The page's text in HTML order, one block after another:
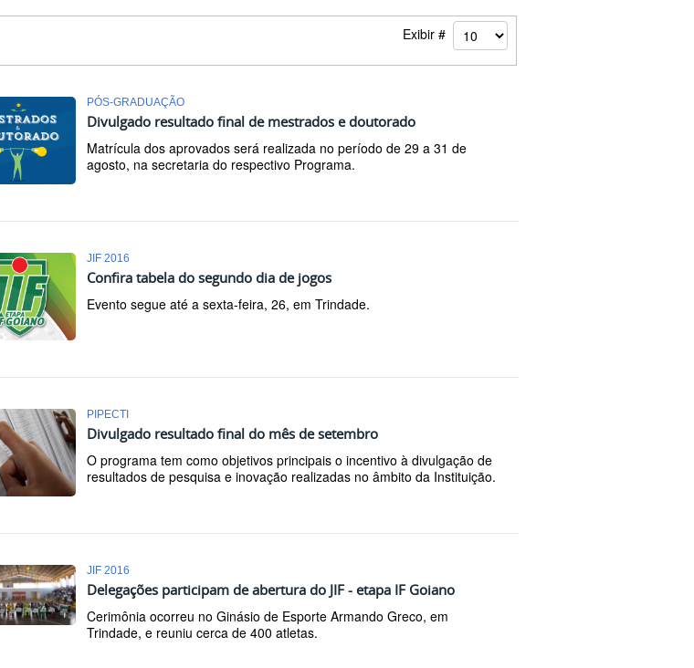
Exibir #
PÓS-GRADUAÇÃO
Divulgado resultado final de mestrados e doutorado
Matrícula dos aprovados será realizada no período de 29 a 31 de
agosto, na secretaria do respectivo Programa.
JIF 2016
Confira tabela do segundo dia de jogos
Evento segue até a sexta-feira, 26, em Trindade.
PIPECTI
Divulgado resultado final do mês de setembro
O programa tem como objetivos principais o incentivo à divulgação de
resultados de pesquisa e inovação realizadas no âmbito da Instituição.
JIF 2016
Delegações participam de abertura do JIF - etapa IF Goiano
Cerimônia ocorreu no Ginásio de Esporte Armando Greco, em
Trindade, e reuniu cerca de 400 atletas.